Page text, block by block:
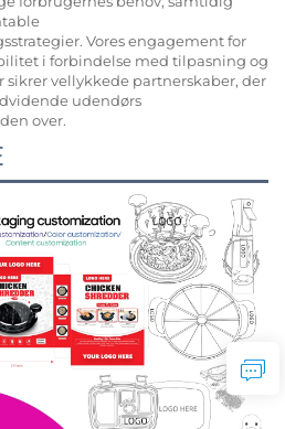
Vores engagement for
i forbindelse med tilpasning og
vellykkede partnerskaber, der
udendørs
over.